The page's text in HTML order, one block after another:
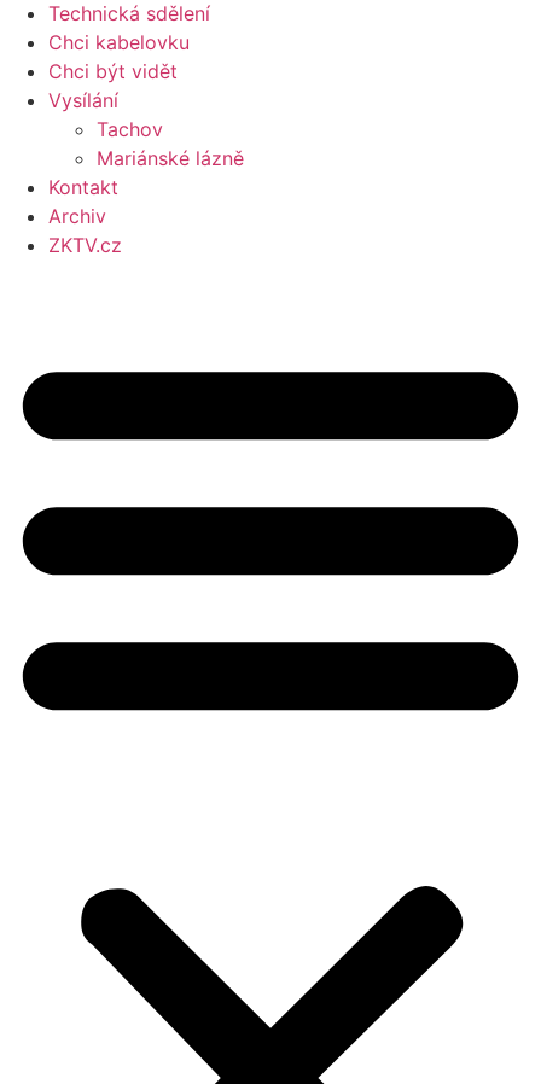
Technická sdělení
Chci kabelovku
Chci být vidět
Vysílání
Tachov
Mariánské lázně
Kontakt
Archiv
ZKTV.cz